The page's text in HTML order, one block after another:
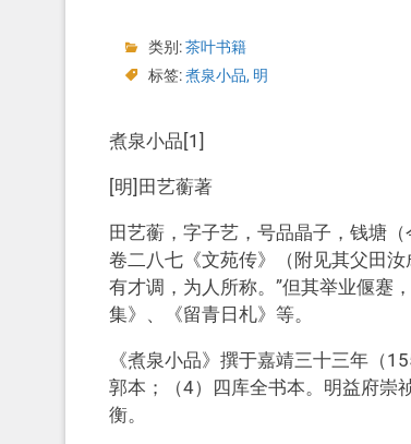
类别:茶叶书籍
标签:煮泉小品, 明
煮泉小品[1]
[明]田艺蘅著
田艺蘅，字子艺，号品晶子，钱塘
卷二八七《文苑传》（附见其父田
有才调，为人所称。”但其举业偃蹇
集》、《留青日札》等。
《煮泉小品》撰于嘉靖三十三年（
郭本；（4）四库全书本。明益府崇
衡。